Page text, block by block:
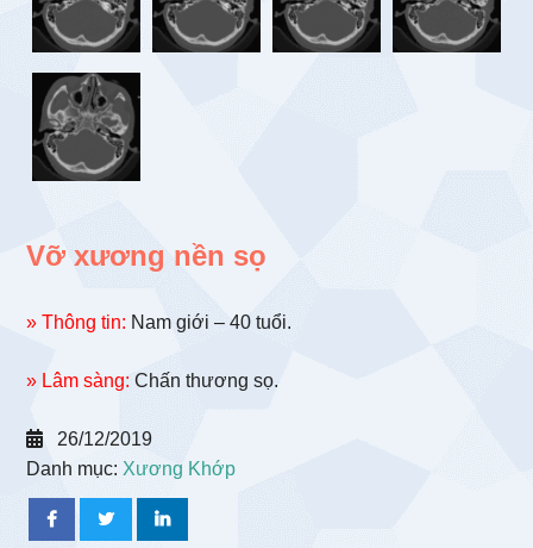
Vỡ xương nền sọ
» Thông tin: Nam giới – 40 tuổi.
» Lâm sàng: Chấn thương sọ.
26/12/2019
Danh mục: Xương Khớp